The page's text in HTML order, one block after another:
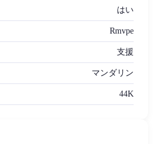
はい
Rmvpe
支援
マンダリン
44K